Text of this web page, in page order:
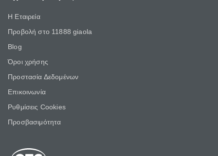
Η Εταιρεία
Προβολή στο 11888 giaola
Blog
Όροι χρήσης
Προστασία Δεδομένων
Επικοινωνία
Ρυθμίσεις Cookies
Προσβασιμότητα